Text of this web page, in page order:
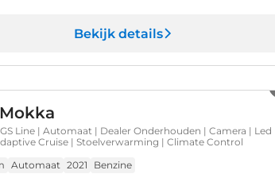
Bekijk details
GS Line | Automaat | Dealer Onderhouden | Camera | Led
Cruise | Stoelverwarming | Climate Control
Automaat 2021 Benzine